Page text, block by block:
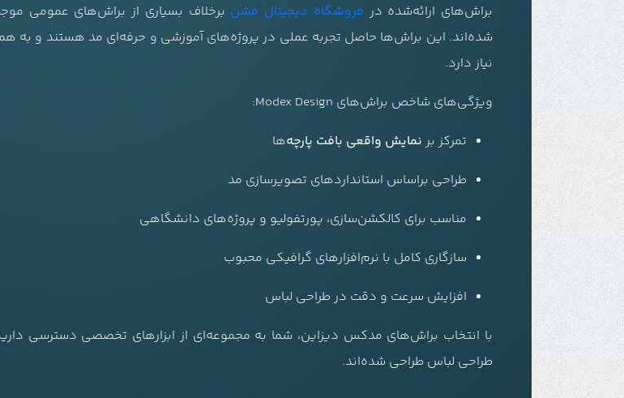
براش‌های ارائه‌شده در فروشگاه دیجیتال فشن برخلاف بسیاری از براش‌های عمومی
شده‌اند. این براش‌ها حاصل تجربه عملی در پروژه‌های آموزشی و حرفه‌ای مد هستند و به
نیاز دارد.
ویژگی‌های شاخص براش‌های Modex Design:
تمرکز بر نمایش واقعی بافت پارچه‌ها
طراحی براساس استانداردهای تصویرسازی مد
مناسب برای کالکشن‌سازی، پورتفولیو و پروژه‌های دانشگاهی
سازگاری کامل با نرم‌افزارهای گرافیکی محبوب
افزایش سرعت و دقت در طراحی لباس
با انتخاب براش‌های مدکس دیزاین، شما به مجموعه‌ای از ابزارهای تخصصی دسترسی
طراحی لباس طراحی شده‌اند.